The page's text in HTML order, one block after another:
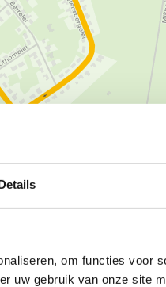
om functies voor
uw gebruik van onze site